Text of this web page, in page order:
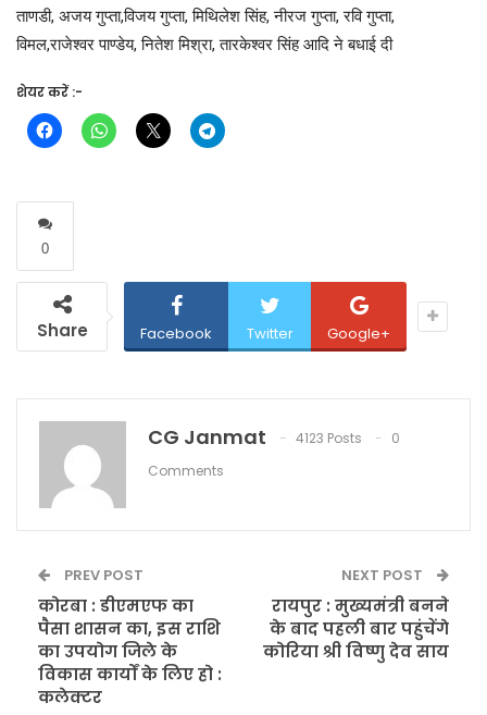
ताणडी, अजय गुप्ता,विजय गुप्ता, मिथिलेश सिंह, नीरज गुप्ता, रवि गुप्ता,
विमल,राजेश्वर पाण्डेय, नितेश मिश्रा, तारकेश्वर सिंह आदि ने बधाई दी
शेयर करें :-
0
Share Facebook Twitter Google+
CG Janmat 4123 Posts
0
Comments
PREV POST
कोरबा : डीएमएफ का
पैसा शासन का, इस राशि
का उपयोग जिले के
विकास कार्यों के लिए हो :
कलेक्टर
NEXT POST
रायपुर : मुख्यमंत्री बनने
के बाद पहली बार पहुंचेंगे
कोरिया श्री विष्णु देव साय